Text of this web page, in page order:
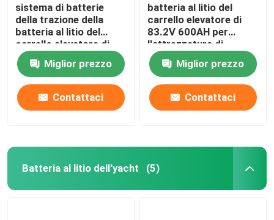
sistema di batterie
della trazione della
batteria al litio del
carrello elevatore di
51.2V 450AH per il
camion di Hyster E
Miglior prezzo
Contattaci
batteria al litio del
carrello elevatore di
83.2V 600AH per
l'attrezzatura di
maneggio del materiale
Miglior prezzo
Contattaci
Batteria al litio dell'yacht (5)